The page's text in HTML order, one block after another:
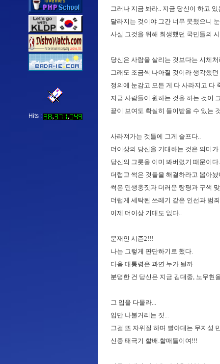
Hits :
그러나 지금 봐라.. 지금 당신이 하고
달라지는 것이야 그간 너무 못했으니
사실 그것을 위해 희생했던 국민들의
당신은 사람을 살리는 것보다는 시체
그래도 조금씩 나아질 것이라 생각했
정의에 눈감고 모든 게 다 사라지고 다
지금 사람들이 원하는 것을 하는 것이
끝이 보여도 확실히 들이받을 수 있는
사라져가는 것들에 그게 슬프다..
더이상의 당신을 기대하는 것은 의미가
당신의 그릇을 이미 봐버렸기 때문이다.
더럽고 썩은 것들을 해결하라고 뽑아놨
썩은 민생충짓과 더러운 탕평과 구색
더럽게 세탁된 쓰레기 같은 인선과 범
이제 더이상 기대도 없다..
문재인 시즌2!!!
나는 그렇게 판단하기로 했다.
다음 대통령은 과연 누가 될까...
분명한 건 당신은 지금 김대중, 노무현
그 입을 다물라...
입만 나불거리는 짓...
그걸 또 자위질 하며 빨아대는 무지성
신종 태극기 할배.할매들이여!!!